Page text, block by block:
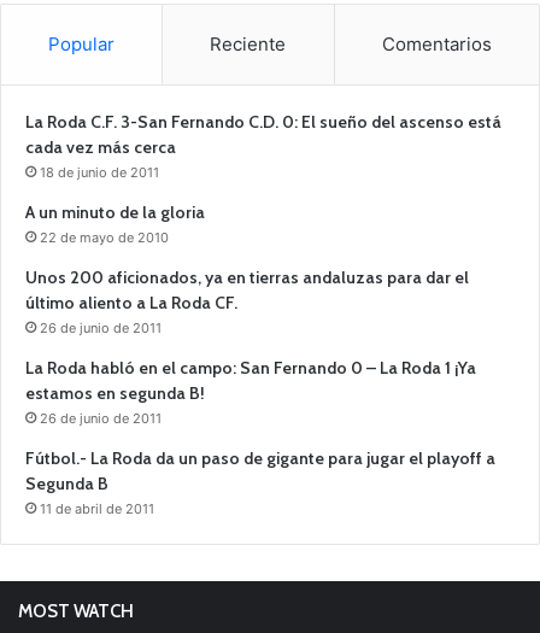
Popular Reciente Comentarios
La Roda C.F. 3-San Fernando C.D. 0: El sueño del ascenso está
cada vez más cerca
18 de junio de 2011
A un minuto de la gloria
22 de mayo de 2010
Unos 200 aficionados, ya en tierras andaluzas para dar el
último aliento a La Roda CF.
26 de junio de 2011
La Roda habló en el campo: San Fernando 0 – La Roda 1 ¡Ya
estamos en segunda B!
26 de junio de 2011
Fútbol.- La Roda da un paso de gigante para jugar el playoff a
Segunda B
11 de abril de 2011
MOST WATCH